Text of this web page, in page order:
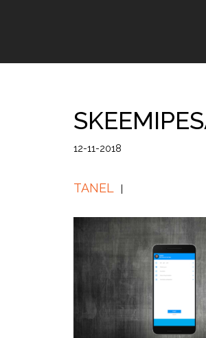
12-11-2018
TANEL